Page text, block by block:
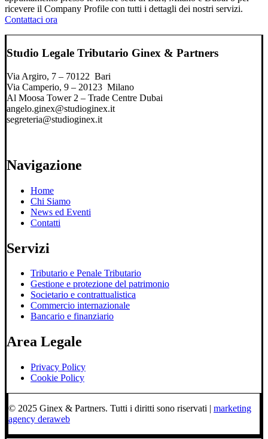
ricevere il Company Profile con tutti i dettagli dei nostri servizi.
Contattaci ora
Studio Legale Tributario Ginex & Partners
Via Argiro, 7 – 70122 Bari
Via Camperio, 9 – 20123 Milano
Al Moosa Tower 2 – Trade Centre Dubai
angelo.ginex@studioginex.it
segreteria@studioginex.it
Navigazione
Home
Chi Siamo
News ed Eventi
Contatti
Servizi
Tributario e Penale Tributario
Gestione e protezione del patrimonio
Societario e contrattualistica
Commercio internazionale
Bancario e finanziario
Area Legale
Privacy Policy
Cookie Policy
© 2025 Ginex & Partners. Tutti i diritti sono riservati | marketing
agency deraweb